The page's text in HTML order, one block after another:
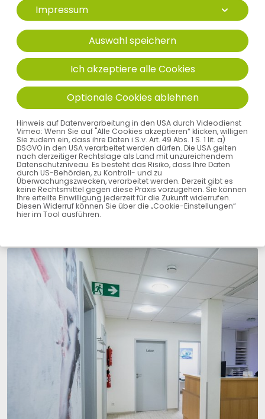
Lunge
Magen
Nerven
Schultergelenk
Wirbelsäule
Impressum
Auswahl speichern
Ich akzeptiere alle Cookies
Optionale Cookies ablehnen
Hinweis auf Datenverarbeitung in den USA durch Videodienst
Vimeo: Wenn Sie auf "Alle Cookies akzeptieren“ klicken, willigen
Sie zudem ein, dass ihre Daten i.S.v. Art. 49 Abs. 1 S. 1 lit. a)
DSGVO in den USA verarbeitet werden dürfen. Die USA gelten
nach derzeitiger Rechtslage als Land mit unzureichendem
Datenschutzniveau. Es besteht das Risiko, dass Ihre Daten
durch US-Behörden, zu Kontroll- und zu
Überwachungszwecken, verarbeitet werden. Derzeit gibt es
keine Rechtsmittel gegen diese Praxis vorzugehen. Sie können
Ihre erteilte Einwilligung jederzeit für die Zukunft widerrufen.
Diesen Widerruf können Sie über die „Cookie-Einstellungen“
hier im Tool ausführen.